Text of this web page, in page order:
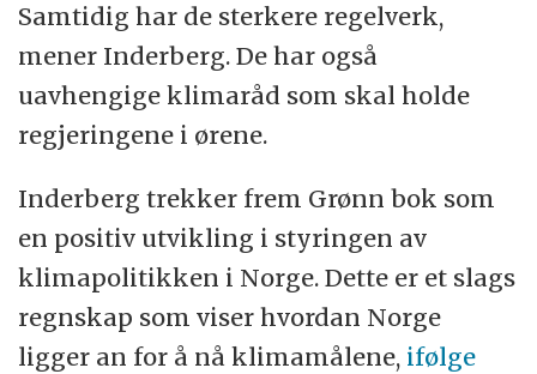
Samtidig har de sterkere regelverk,
mener Inderberg. De har også
uavhengige klimaråd som skal holde
regjeringene i ørene.
Inderberg trekker frem Grønn bok som
en positiv utvikling i styringen av
klimapolitikken i Norge. Dette er et slags
regnskap som viser hvordan Norge
ligger an for å nå klimamålene, ifølge